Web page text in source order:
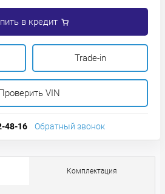
в кредит
Trade-in
VIN
48-16 Обратный звонок
Комплектация